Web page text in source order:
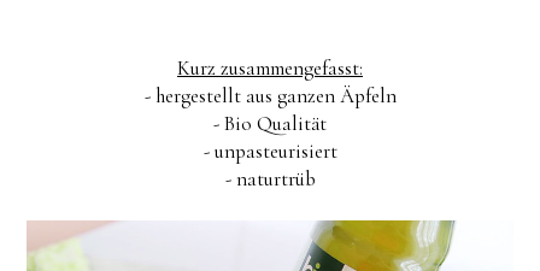
Kurz zusammengefasst:
- hergestellt aus ganzen Äpfeln
- Bio Qualität
- unpasteurisiert
- naturtrüb